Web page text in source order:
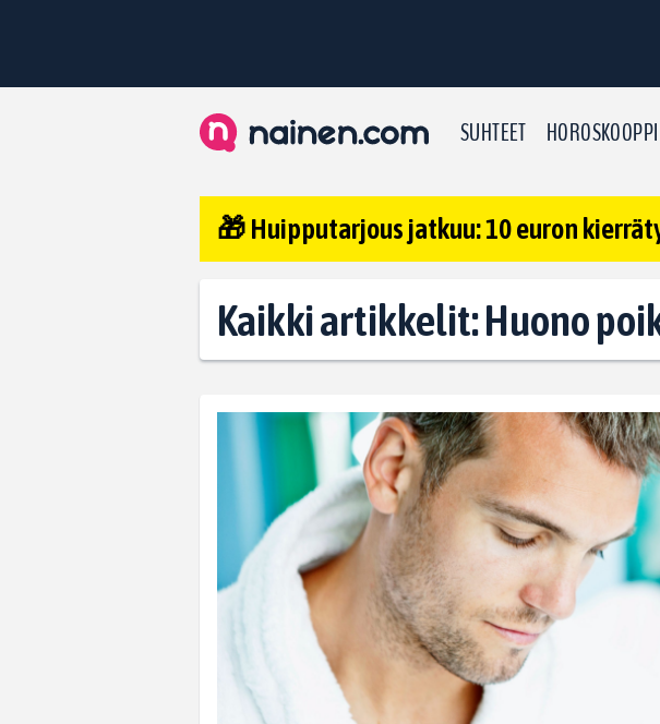
SUHTEET HOROSKOOPPI
🎁 Huipputarjous jatkuu: 10 euron
Kaikki artikkelit: Huono